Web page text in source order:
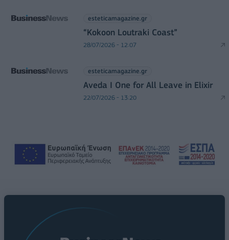
esteticamagazine.gr
“Kokoon Loutraki Coast”
28/07/2026 - 12:07
esteticamagazine.gr
Aveda I One for All Leave in Elixir
22/07/2026 - 13:20